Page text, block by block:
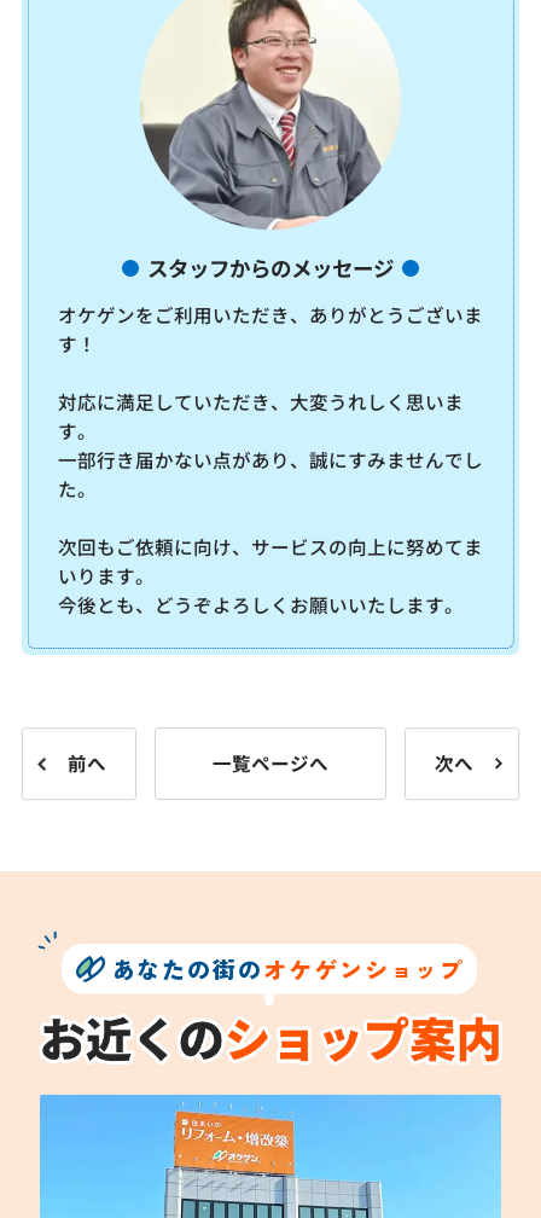
スタッフからのメッセージ
オケゲンをご利用いただき、ありがとうございま
す！
対応に満足していただき、大変うれしく思いま
す。
一部行き届かない点があり、誠にすみませんでし
た。
次回もご依頼に向け、サービスの向上に努めてま
いります。
今後とも、どうぞよろしくお願いいたします。
前へ 一覧ページへ 次へ
あなたの街のオケゲンショップ